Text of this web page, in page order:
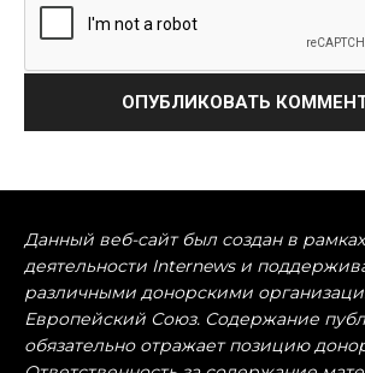
Данный веб-сайт был создан в
деятельности Internews и
различными донорскими
Европейский Союз. Содержание
обязательно отражает позицию